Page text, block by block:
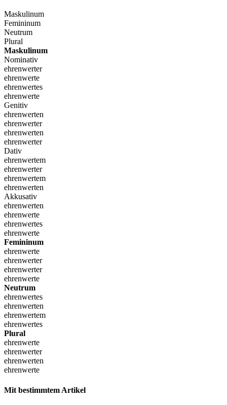
Maskulinum
Femininum
Neutrum
Plural
Maskulinum
Nominativ
ehrenwerter
ehrenwerte
ehrenwertes
ehrenwerte
Genitiv
ehrenwerten
ehrenwerter
ehrenwerten
ehrenwerter
Dativ
ehrenwertem
ehrenwerter
ehrenwertem
ehrenwerten
Akkusativ
ehrenwerten
ehrenwerte
ehrenwertes
ehrenwerte
Femininum
ehrenwerte
ehrenwerter
ehrenwerter
ehrenwerte
Neutrum
ehrenwertes
ehrenwerten
ehrenwertem
ehrenwertes
Plural
ehrenwerte
ehrenwerter
ehrenwerten
ehrenwerte
Mit bestimmtem Artikel